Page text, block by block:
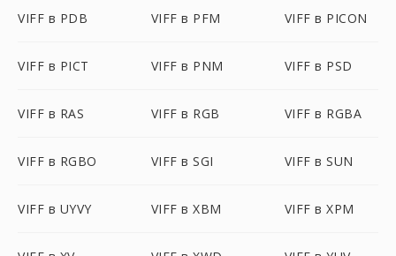
VIFF в PDB VIFF в PFM VIFF в PICON
VIFF в PICT VIFF в PNM VIFF в PSD
VIFF в RAS VIFF в RGB VIFF в RGBA
VIFF в RGBO VIFF в SGI VIFF в SUN
VIFF в UYVY VIFF в XBM VIFF в XPM